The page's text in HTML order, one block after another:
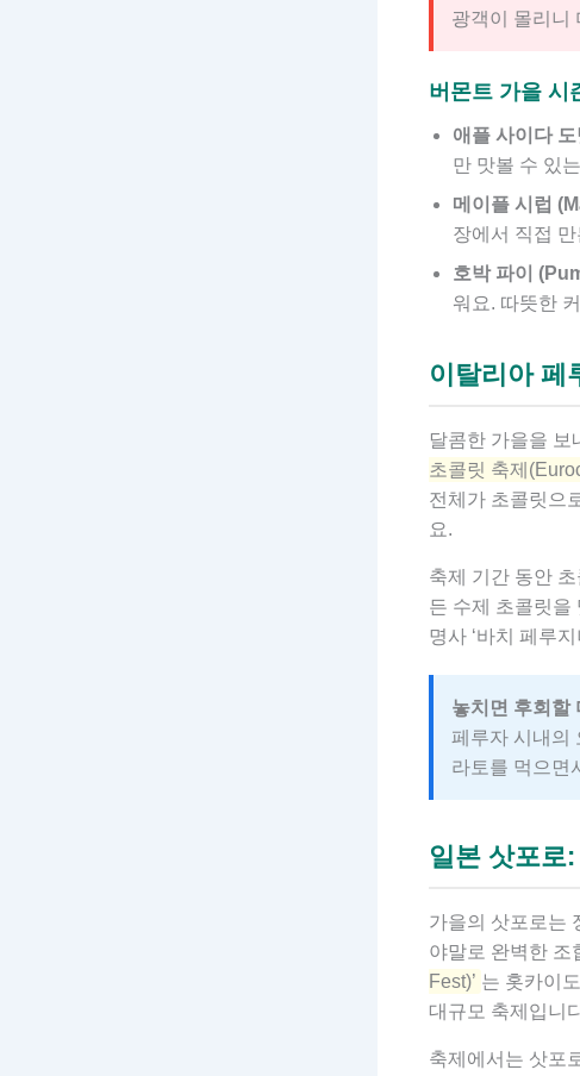
광객이 몰리니
버몬트 가을 시
애플 사이다
만 맛볼 수 있
메이플 시럽
장에서 직접
호박 파이
워요. 따뜻한
이탈리아 페
달콤한 가을을 보
초콜릿 축제
전체가 초콜릿으
요.
축제 기간 동안
든 수제 초콜릿을
명사 ‘바치 페루
놓치면 후회할
페루자 시내의
라토를 먹으면
일본 삿포로
가을의 삿포로는
야말로 완벽한 조
Fest)’ 는 홋카이
대규모 축제입니
축제에서는 삿포